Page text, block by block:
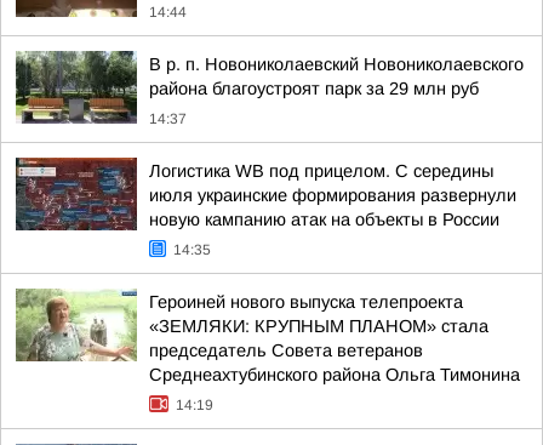
14:44
В р. п. Новониколаевский Новониколаевского
района благоустроят парк за 29 млн руб
14:37
Логистика WB под прицелом. С середины
июля украинские формирования развернули
новую кампанию атак на объекты в России
14:35
Героиней нового выпуска телепроекта
«ЗЕМЛЯКИ: КРУПНЫМ ПЛАНОМ» стала
председатель Совета ветеранов
Среднеахтубинского района Ольга Тимонина
14:19